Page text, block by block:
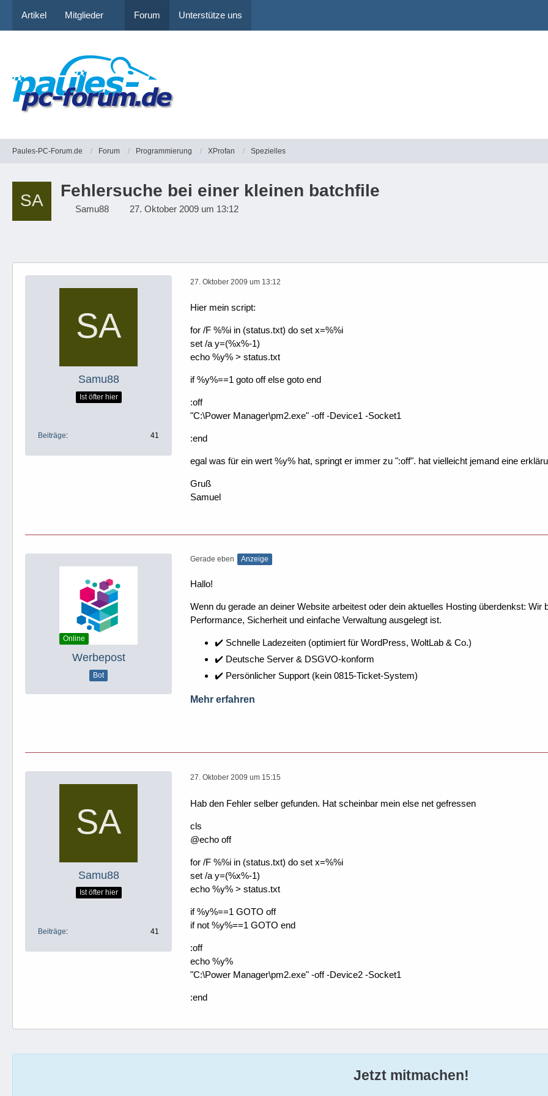
Artikel Mitglieder Forum Unterstütze uns
Paules-PC-Forum.de Forum Programmierung XProfan Spezielles
Fehlersuche bei einer kleinen batchfile
Samu88 27. Oktober 2009 um 13:12
Samu88
Ist öfter hier
Beiträge 41
27. Oktober 2009 um 13:12
Hier mein script:
for /F %%i in (status.txt) do set x=%%i
set /a y=(%x%-1)
echo %y% > status.txt
if %y%==1 goto off else goto end
:off
"C:\Power Manager\pm2.exe" -off -Device1 -Socket1
:end
egal was für ein wert %y% hat, springt er immer zu ":off". hat vielleicht jemand eine
Gruß
Samuel
Online
Werbepost
Bot
Gerade eben Anzeige
Hallo!
Wenn du gerade an deiner Website arbeitest oder dein aktuelles Hosting überdenkst:
Performance, Sicherheit und einfache Verwaltung ausgelegt ist.
✔️ Schnelle Ladezeiten (optimiert für WordPress, WoltLab & Co.)
✔️ Deutsche Server & DSGVO-konform
✔️ Persönlicher Support (kein 0815-Ticket-System)
Mehr erfahren
Samu88
Ist öfter hier
Beiträge 41
27. Oktober 2009 um 15:15
Hab den Fehler selber gefunden. Hat scheinbar mein else net gefressen
cls
@echo off
for /F %%i in (status.txt) do set x=%%i
set /a y=(%x%-1)
echo %y% > status.txt
if %y%==1 GOTO off
if not %y%==1 GOTO end
:off
echo %y%
"C:\Power Manager\pm2.exe" -off -Device2 -Socket1
:end
Jetzt mitmachen!